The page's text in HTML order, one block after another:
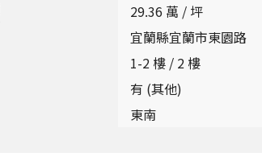
29.36 萬 / 坪
宜蘭縣宜蘭市東園路
1-2 樓 / 2 樓
有 (其他)
東南